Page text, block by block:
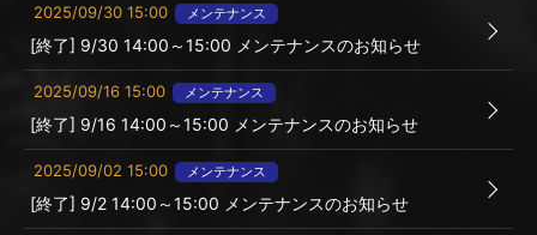
2025/09/30 15:00 メンテナンス
[終了] 9/30 14:00～15:00 メンテナンスのお知らせ
2025/09/16 15:00 メンテナンス
[終了] 9/16 14:00～15:00 メンテナンスのお知らせ
2025/09/02 15:00 メンテナンス
[終了] 9/2 14:00～15:00 メンテナンスのお知らせ